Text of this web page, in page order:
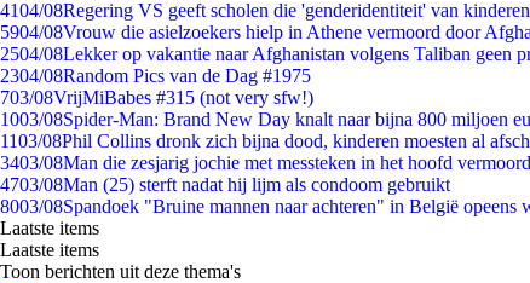
4104/08Regering VS geeft scholen die 'genderidentiteit' van
5904/08Vrouw die asielzoekers hielp in Athene vermoord door
2504/08Lekker op vakantie naar Afghanistan volgens Taliban geen
2304/08Random Pics van de Dag #1975
703/08VrijMiBabes #315 (not very sfw!)
1003/08Spider-Man: Brand New Day knalt naar bijna 800 miljoen
1103/08Phil Collins dronk zich bijna dood, kinderen moesten al
3403/08Man die zesjarig jochie met messteken in het hoofd
4703/08Man (25) sterft nadat hij lijm als condoom gebruikt
8003/08Spandoek "Bruine mannen naar achteren" in België opeens
Laatste items
Laatste items
Toon berichten uit deze thema's